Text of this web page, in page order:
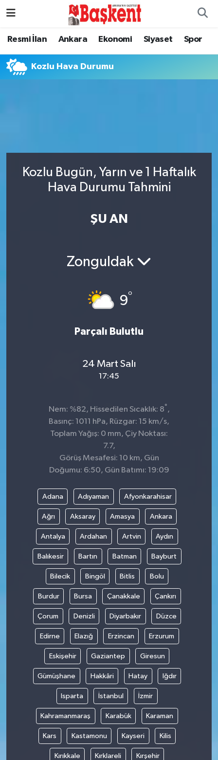
Resmi İlan Ankara Ekonomi Siyaset Spor
Kozlu Hava Durumu
Kozlu Bugün, Yarın ve 1 Haftalık
Hava Durumu Tahmini
ŞU AN
Zonguldak
9°
Parçalı Bulutlu
24 Mart Salı
17:45
Nem: %82, Hissedilen Sıcaklık: 8° ,
Basınç: 1011 hPa, Rüzgar: 15 km/s,
Toplam Yağış: 0 mm, Çiy Noktası:
7.7,
Görüş Mesafesi: 10 km, Gün
Doğumu: 6:50, Gün Batımı: 19:09
Adana Adıyaman Afyonkarahisar
Ağrı Aksaray Amasya Ankara
Antalya Ardahan Artvin Aydın
Balıkesir Bartın Batman Bayburt
Bilecik Bingöl Bitlis Bolu
Burdur Bursa Çanakkale Çankırı
Çorum Denizli Diyarbakır Düzce
Edirne Elazığ Erzincan Erzurum
Eskişehir Gaziantep Giresun
Gümüşhane Hakkâri Hatay Iğdır
Isparta İstanbul İzmir
Kahramanmaraş Karabük Karaman
Kars Kastamonu Kayseri Kilis
Kırıkkale Kırklareli Kırşehir